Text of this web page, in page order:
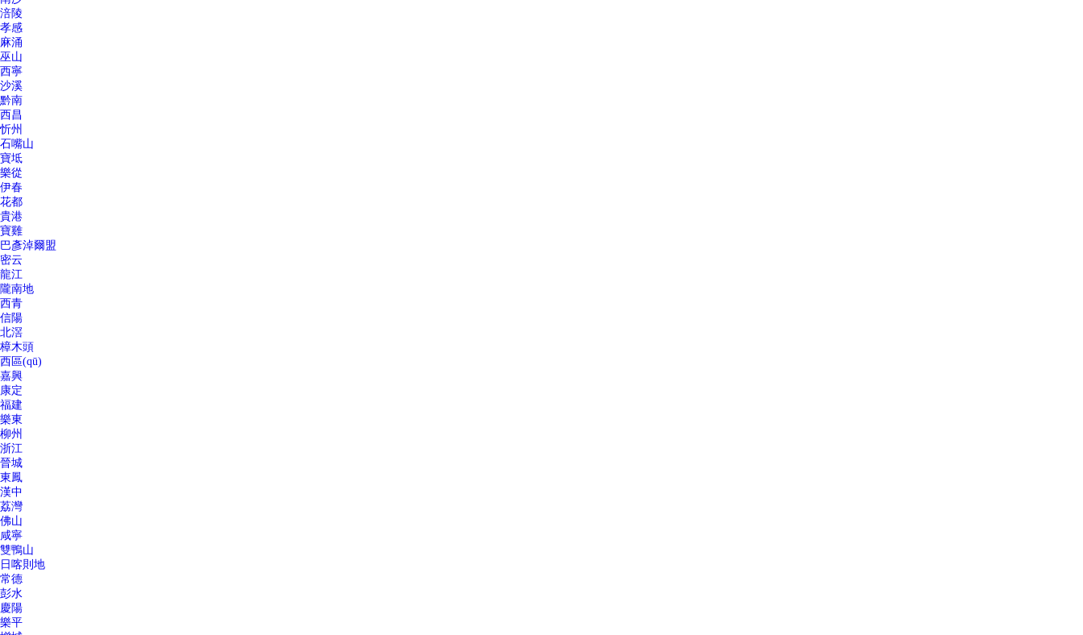
涪陵
孝感
麻涌
巫山
西寧
沙溪
黔南
西昌
忻州
石嘴山
寶坻
樂從
伊春
花都
貴港
寶雞
巴彥淖爾盟
密云
龍江
隴南地
西青
信陽
北滘
樟木頭
西區(qū)
嘉興
康定
福建
樂東
柳州
浙江
晉城
東鳳
漢中
荔灣
佛山
咸寧
雙鴨山
日喀則地
常德
彭水
慶陽
樂平